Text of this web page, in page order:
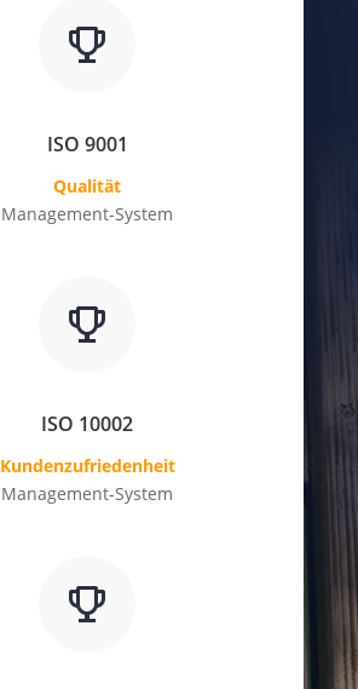
ISO 9001
Qualität
Management-System
ISO 10002
Kundenzufriedenheit
Management-System